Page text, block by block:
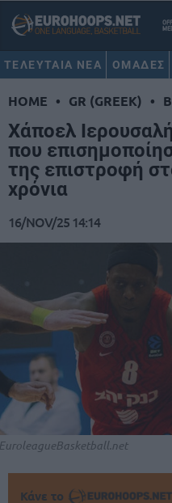
ΤΕΛΕΥΤΑΙΑ ΝΕΑ ΟΜΑΔΕΣ
HOME • GR (GREEK) •
Χάποελ
που
της επιστροφή
χρόνια
16/NOV/25 14:14
Κάνε το